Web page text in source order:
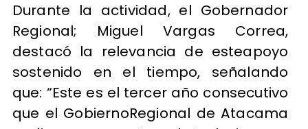
Durante la actividad, el Gobernador
Regional; Miguel Vargas Correa,
destacó la relevancia de esteapoyo
sostenido en el tiempo, señalando
que: “Este es el tercer año consecutivo
que el GobiernoRegional de Atacama